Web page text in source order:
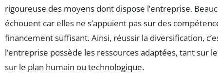
rigoureuse des moyens dont dispose l’entreprise.
échouent car elles ne s’appuient pas sur des
financement suffisant. Ainsi, réussir la diversification,
l’entreprise possède les ressources adaptées, tant sur
sur le plan humain ou technologique.